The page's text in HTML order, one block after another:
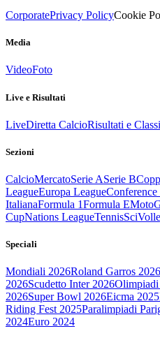
CorporatePrivacy PolicyCookie
Media
VideoFoto
Live e Risultati
LiveDiretta CalcioRisultati e
Sezioni
CalcioMercatoSerie ASerie B
LeagueEuropa LeagueConference
ItalianaFormula 1Formula E
CupNations LeagueTennisSci
Speciali
Mondiali 2026Roland Garros 2026
2026Scudetto Inter 2026
2026Super Bowl 2026Eicma 2025
Riding Fest 2025Paralimpiadi
2024Euro 2024